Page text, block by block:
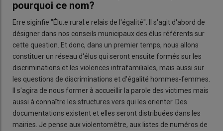
pourquoi ce nom?
Erre siginfie "Élu.e rural.e relais de l'égalité". Il s'agit d'abord de
désigner dans nos conseils municipaux des élus référents sur
cette question. Et donc, dans un premier temps, nous allons
constituer un réseau d'élus qui seront ensuite formés sur les
discriminations et les violences intrafamiliales, mais aussi sur
les questions de discriminations et d'égalité hommes-femmes.
Il s'agira de nous former à accueillir la parole des victimes mais
aussi à connaître les structures vers qui les orienter. Des
documentations existent et elles seront distribuées dans les
mairies. Je pense aux violentomêtre, aux listes de numéros de